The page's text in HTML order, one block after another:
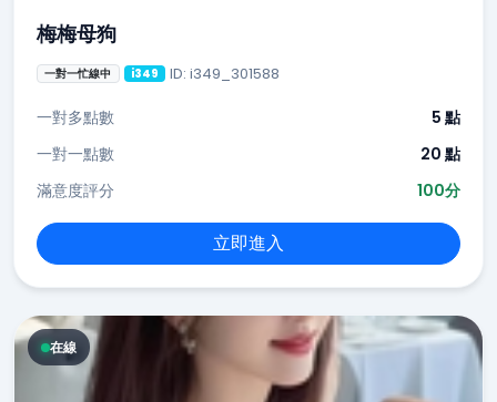
梅梅母狗
一對一忙線中 i349 ID: i349_301588
一對多點數
5 點
一對一點數
20 點
滿意度評分
100分
立即進入
在線